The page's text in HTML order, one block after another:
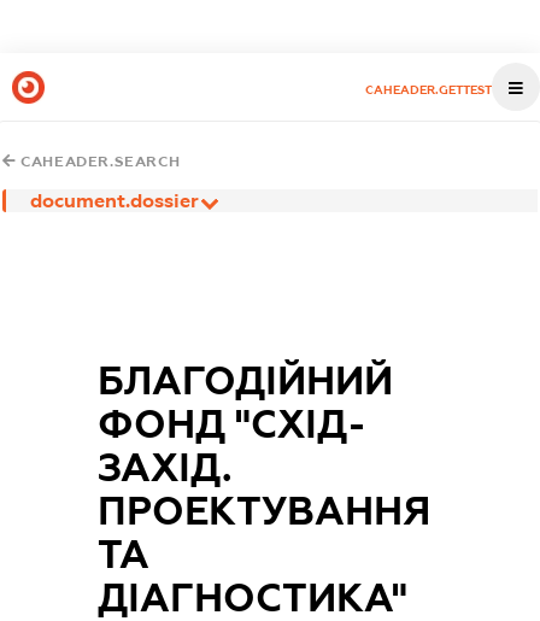
CAHEADER.GETTEST
CAHEADER.SEARCH
document.dossier
БЛАГОДІЙНИЙ
ФОНД "СХІД-
ЗАХІД.
ПРОЕКТУВАННЯ
ТА
ДІАГНОСТИКА"